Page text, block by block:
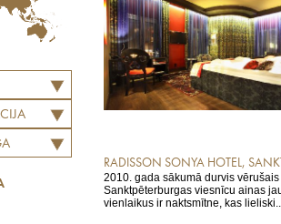
RADISSON SONYA HOTEL,
2010. gada sākumā durvis
Sanktpēterburgas viesnīcu ainas
vienlaikus ir naktsmītne, kas